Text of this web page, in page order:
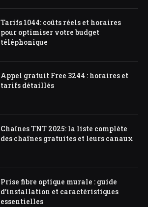
Tarifs 1044: coûts réels et horaires
pour optimiser votre budget
téléphonique
Appel gratuit Free 3244 : horaires et
tarifs détaillés
Chaînes TNT 2025: la liste complète
des chaînes gratuites et leurs canaux
Prise fibre optique murale : guide
d’installation et caractéristiques
essentielles